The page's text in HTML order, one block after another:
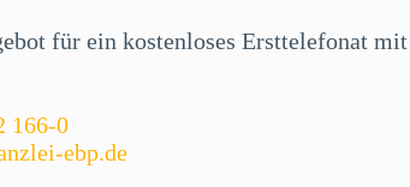
für ein kostenloses Ersttelefonat mit
166-0
ebp.de